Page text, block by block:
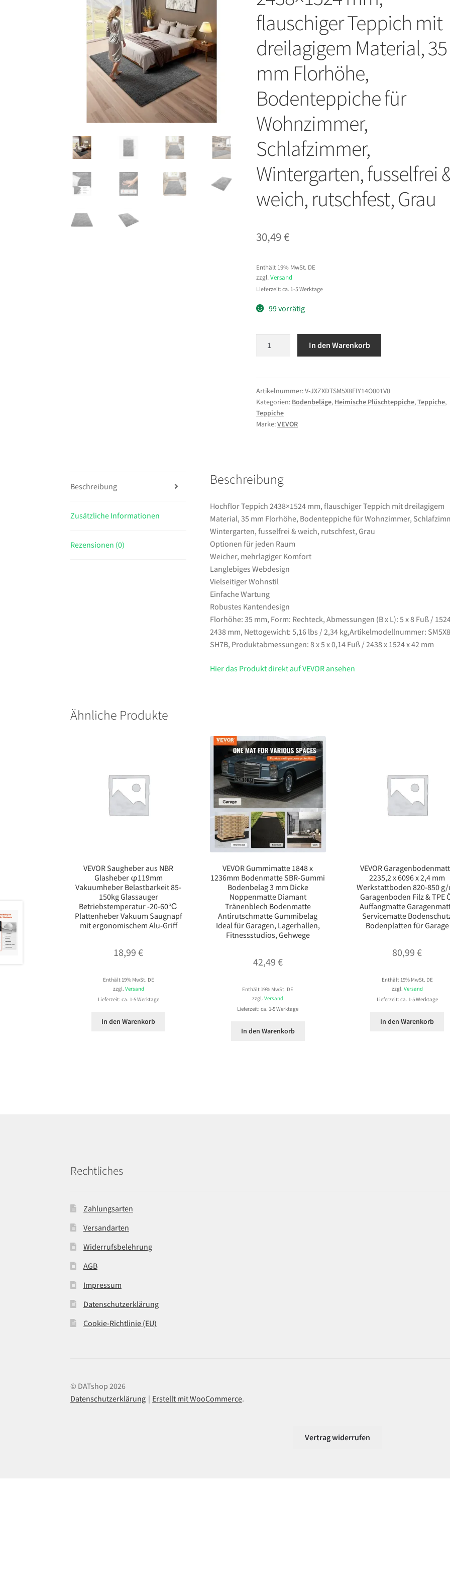
flauschiger Teppich mit
dreilagigem Material, 35
mm Florhöhe,
Bodenteppiche für
Wohnzimmer,
Schlafzimmer,
Wintergarten, fusselfrei
weich, rutschfest, Grau
30,49€
Enthält 19% MwSt. DE
zzgl.Versand
Lieferzeit: ca. 1-5 Werktage
99 vorrätig
mm,
flauschiger
Teppich
mit
mm
Bodenteppiche
für
Wohnzimmer,
Schlafzimmer,
Wintergarten,
fusselfrei
&
weich,
rutschfest,
Grau
Menge
In den Warenkorb
Artikelnummer:V-JXZXDTSM5X8FIY14O001V0
Kategorien: Bodenbeläge, Heimische Plüschteppiche,Teppiche,
Teppiche
Marke:VEVOR
Beschreibung
Zusätzliche Informationen
Rezensionen (0)
Beschreibung
Hochflor Teppich 2438×1524 mm, flauschiger Teppich mit dreilagigem
Material, 35 mm Florhöhe, Bodenteppiche für Wohnzimmer,
Wintergarten, fusselfrei & weich, rutschfest, Grau
Optionen für jeden Raum
Weicher, mehrlagiger Komfort
Langlebiges Webdesign
Vielseitiger Wohnstil
Einfache Wartung
Robustes Kantendesign
Florhöhe: 35 mm, Form: Rechteck, Abmessungen (B x L): 5 x 8 Fuß /
2438 mm, Nettogewicht: 5,16 lbs / 2,34 kg,Artikelmodellnummer:
SH7B, Produktabmessungen: 8 x 5 x 0,14 Fuß / 2438 x 1524 x 42 mm
Hier das Produkt direkt auf VEVOR ansehen
Ähnliche Produkte
VEVOR Saugheber aus NBR
Glasheber φ119mm
Vakuumheber Belastbarkeit 85-
150kg Glassauger
Betriebstemperatur -20-60℃
Plattenheber Vakuum Saugnapf
mit ergonomischem Alu-Griff
18,99€
Enthält 19% MwSt. DE
zzgl. Versand
Lieferzeit: ca. 1-5 Werktage
In den Warenkorb
VEVOR Gummimatte 1848 x
1236mm Bodenmatte SBR-Gummi
Bodenbelag 3 mm Dicke
Noppenmatte Diamant
Tränenblech Bodenmatte
Antirutschmatte Gummibelag
Ideal für Garagen, Lagerhallen,
Fitnessstudios, Gehwege
42,49 €
Enthält 19% MwSt. DE
zzgl.Versand
Lieferzeit: ca. 1-5 Werktage
In den Warenkorb
VEVOR
2235,2 x 6096 x 2,4 mm
Werkstattboden 820-850 g/
Garagenboden Filz & TPE
Auffangmatte
Servicematte
Bodenplatten für Garage
80,99€
Enthält 19% MwSt. DE
zzgl. Versand
Lieferzeit: ca. 1-5 Werktage
In den Warenkorb
Rechtliches
Zahlungsarten
Versandarten
Widerrufsbelehrung
AGB
Impressum
Datenschutzerklärung
Cookie-Richtlinie (EU)
© DATshop 2026
Datenschutzerklärung
Erstellt mit WooCommerce.
Vertrag widerrufen